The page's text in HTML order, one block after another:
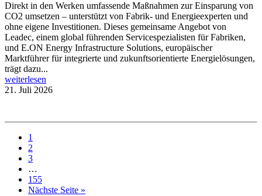
Direkt in den Werken umfassende Maßnahmen zur Einsparung von
CO2 umsetzen – unterstützt von Fabrik- und Energieexperten und
ohne eigene Investitionen. Dieses gemeinsame Angebot von
Leadec, einem global führenden Servicespezialisten für Fabriken,
und E.ON Energy Infrastructure Solutions, europäischer
Marktführer für integrierte und zukunftsorientierte Energielösungen,
trägt dazu...
weiterlesen
21. Juli 2026
1
2
3
…
155
Nächste Seite »